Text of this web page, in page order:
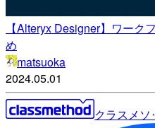
【Alteryx Designer】ワーク
め
matsuoka
2024.05.01
クラスメ